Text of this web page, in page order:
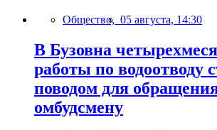
Общество, 05 августа, 14:30
В Бузовна
работы по водоотводу
поводом для
омбудсмену